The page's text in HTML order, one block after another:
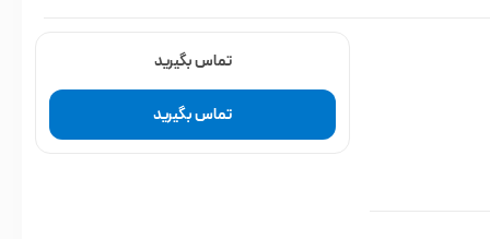
تماس بگیرید
تماس بگیرید